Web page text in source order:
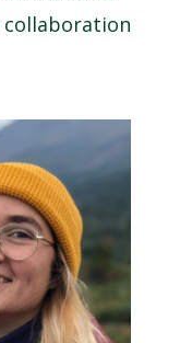
collaboration